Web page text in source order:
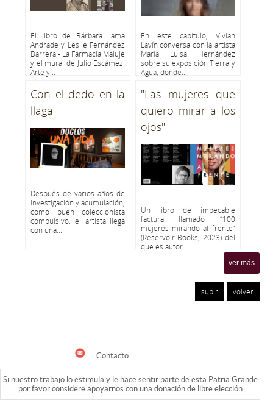
El libro de Bárbara Lama
Andrade y Leslie Fernández
Barrera - La Farmacia Maluje
y el mural de Julio Escámez.
Arte y...
En este capítulo, Vivian
Lavín conversa con la artista
María Luisa Hernández
sobre su exposición Tierra y
Agua, donde...
Con el dedo en la
llaga
Después de varios años de
investigación y acumulación,
como buen coleccionista
compulsivo, el artista llega
con una...
"Las mujeres que
quiero mirar a los
ojos"
Un libro de impecable
factura llamado “100
mujeres mirando al frente”
(Reservoir Books, 2023) del
que es autor...
ver más
subir volver
Contacto
Si nuestro trabajo lo estimula y le hace sentir parte de esta Patria Grande
por favor considere apoyarnos con una donación de libre elección